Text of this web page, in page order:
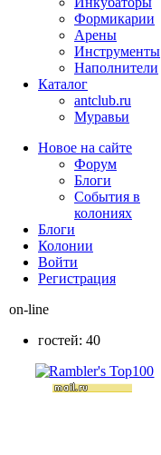
Формикарии
Арены
Инструменты
Наполнители
Каталог
antclub.ru
Муравьи
Новое на сайте
Форум
Блоги
События в
колониях
Блоги
Колонии
Войти
Peгиcтpaция
on-line
гостей: 40